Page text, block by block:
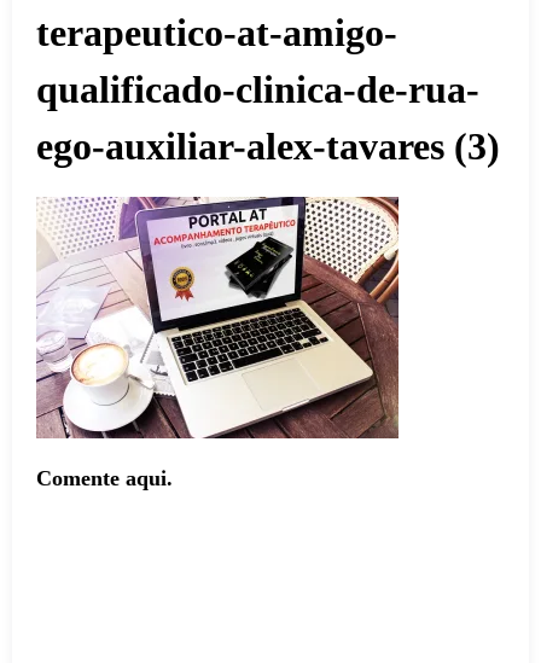
terapeutico-at-amigo-
qualificado-clinica-de-rua-
ego-auxiliar-alex-tavares (3)
Comente aqui.